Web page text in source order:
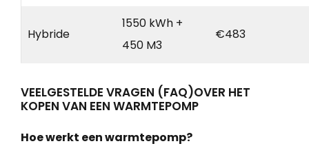
Hybride
1550 kWh +
450 M3
€483
VEELGESTELDE VRAGEN (FAQ)OVER HET
KOPEN VAN EEN WARMTEPOMP
Hoe werkt een warmtepomp?